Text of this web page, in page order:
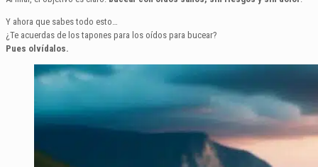
Y ahora que sabes todo esto…
¿Te acuerdas de los tapones para los oídos para bucear?
Pues olvídalos.